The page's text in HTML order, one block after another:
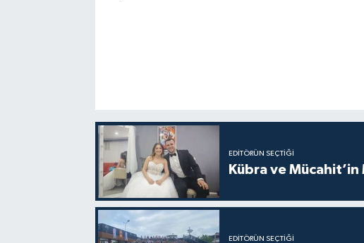
EDITÖRÜN SEÇTIĞI
Kübra ve Mücahit’in
EDITÖRÜN SEÇTIĞI